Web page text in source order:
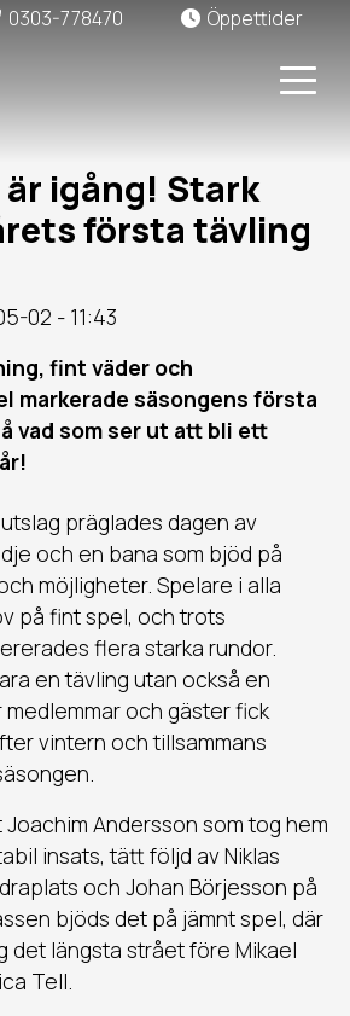
0303-778470 Öppettider
igång! Stark
första tävling
02 - 11:43
fint väder och
markerade säsongens första
vad som ser ut att bli ett
präglades dagen av
och en bana som bjöd på
möjligheter. Spelare i alla
på fint spel, och trots
flera starka rundor.
en tävling utan också en
medlemmar och gäster fick
vintern och tillsammans
Joachim Andersson som tog hem
insats, tätt följd av Niklas
och Johan Börjesson på
bjöds det på jämnt spel, där
det längsta strået före Mikael
Tell.